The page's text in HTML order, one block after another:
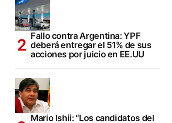
Fallo contra Argentina: YPF
deberá entregar el 51% de sus
acciones por juicio en EE.UU
Mario Ishii: “Los candidatos del